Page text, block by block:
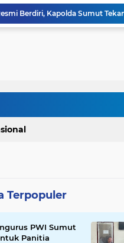
Terpopuler
PWI Sumut
Panitia